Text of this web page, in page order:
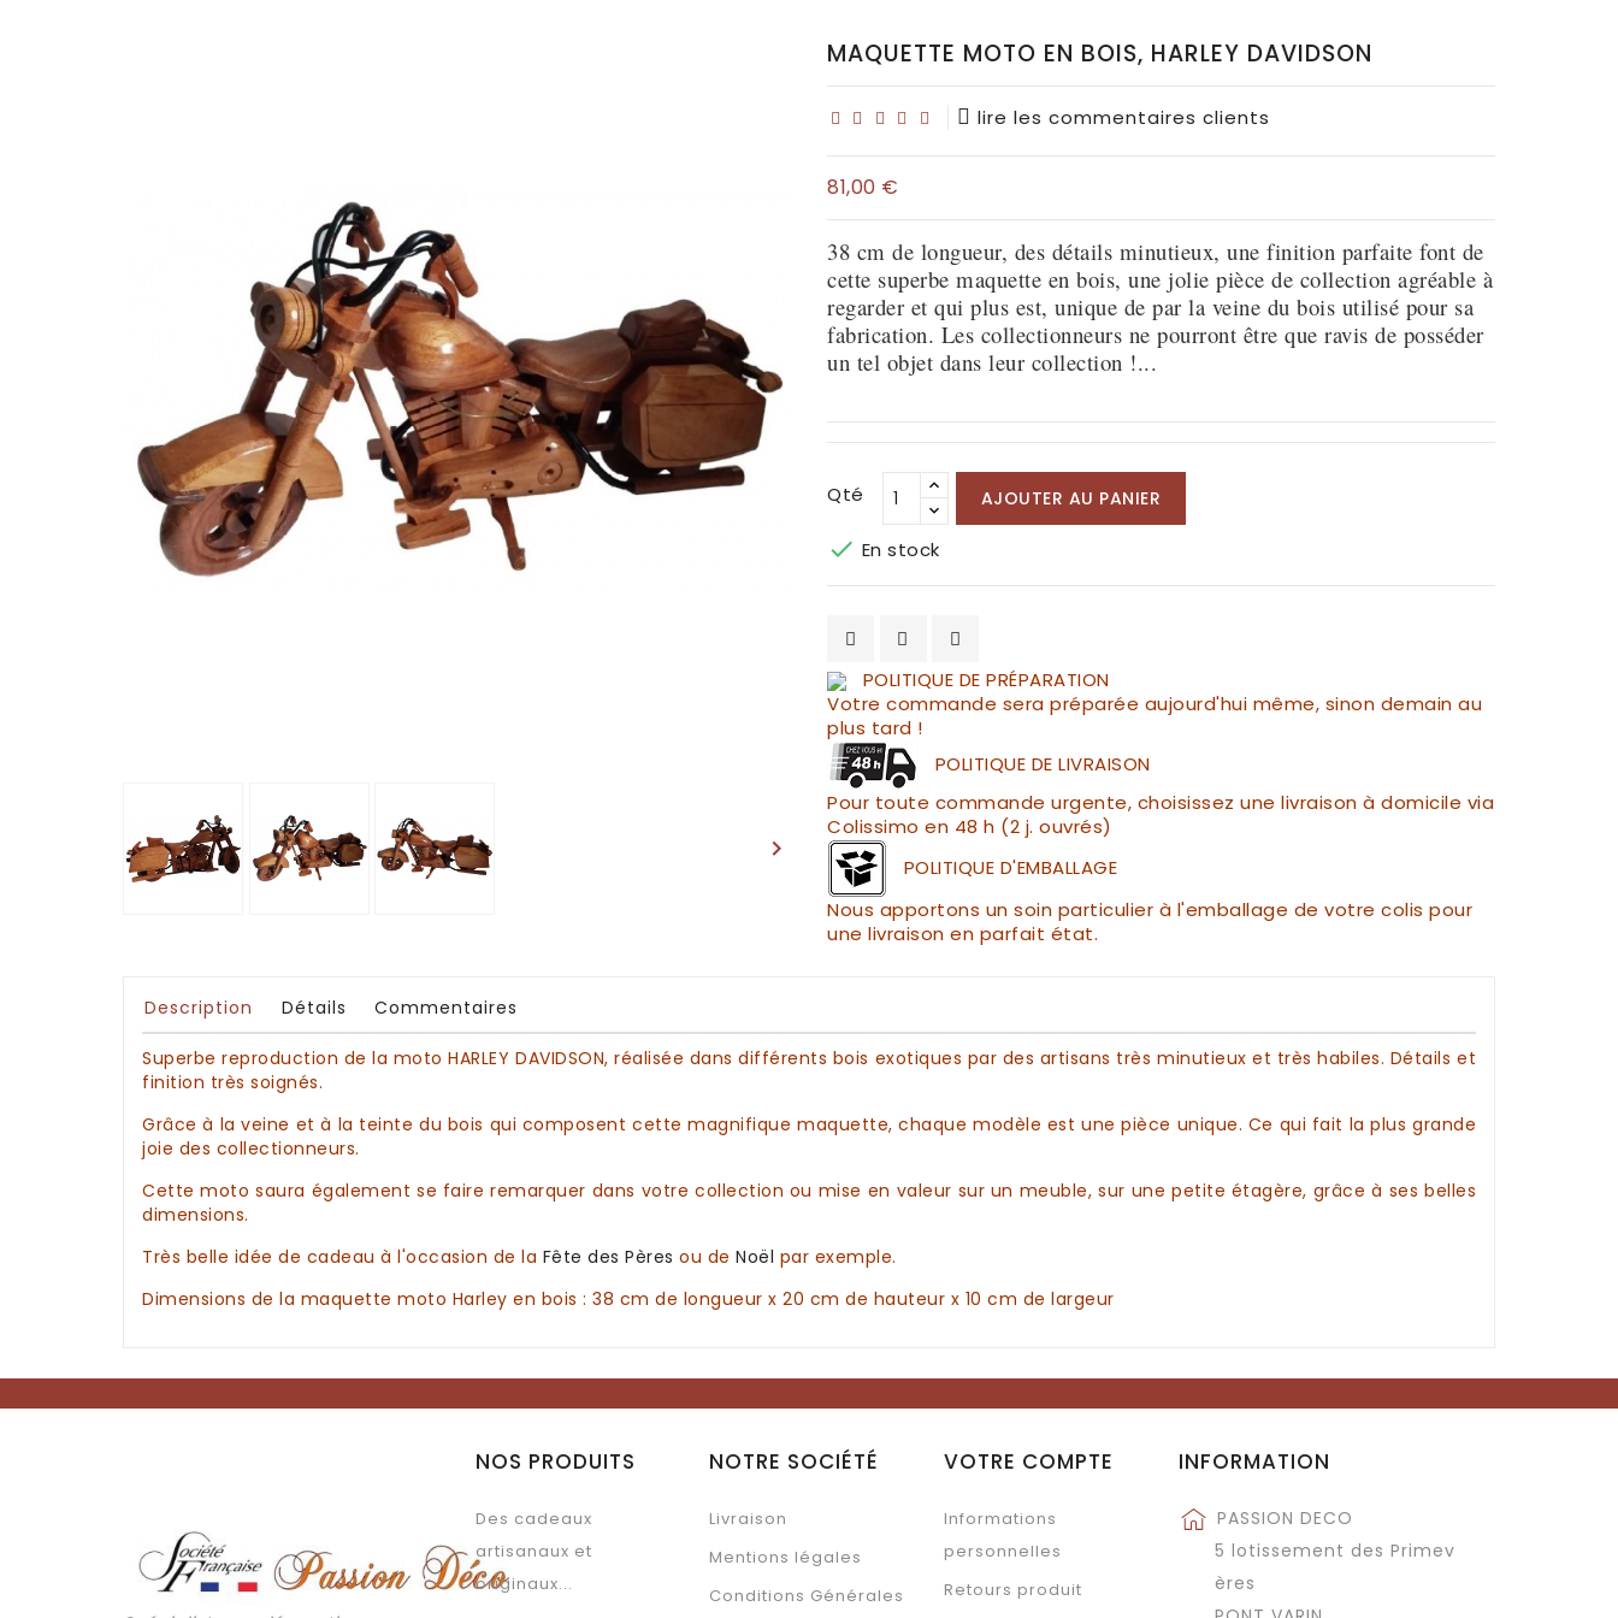
 
MAQUETTE MOTO EN BOIS, HARLEY DAVIDSON
lire les commentaires clients
81,00 €
38 cm de longueur, des détails minutieux, une finition parfaite font de
cette superbe maquette en bois, une jolie pièce de collection agréable à
regarder et qui plus est, unique de par la veine du bois utilisé pour sa
fabrication. Les collectionneurs ne pourront être que ravis de posséder
un tel objet dans leur collection !...
Qté AJOUTER AU PANIER
 En stock
POLITIQUE DE PRÉPARATION
Votre commande sera préparée aujourd'hui même, sinon demain au
plus tard !
POLITIQUE DE LIVRAISON
Pour toute commande urgente, choisissez une livraison à domicile via
Colissimo en 48 h (2 j. ouvrés)
POLITIQUE D'EMBALLAGE
Nous apportons un soin particulier à l'emballage de votre colis pour
une livraison en parfait état.
Description Détails Commentaires
Superbereproduction de la moto HARLEY DAVIDSON, réalisée dans différents bois exotiques par des artisans très minutieux et très habiles. Détails et
finition très soignés.
Grâce à la veine et à la teinte du bois qui composent cette magnifique maquette, chaque modèle est une pièce unique. Ce qui fait la plus grande
joie des collectionneurs.
Cettemoto saura également se faire remarquer dans votrecollection ou mise en valeur sur un meuble, sur une petite étagère, grâce à ses belles
dimensions.
Très belle idée de cadeau à l'occasion de la Fête des Pères ou de Noël par exemple.
Dimensions de la maquette moto Harley en bois : 38 cm de longueur x 20 cm de hauteur x 10 cm de largeur
NOS PRODUITS
Des cadeaux
artisanaux et
originaux...
NOTRE SOCIÉTÉ
Livraison
Mentions légales
Conditions Générales
VOTRE COMPTE
Informations
personnelles
Retours produit
INFORMATION
PASSION DECO
5 lotissement des Primev
ères